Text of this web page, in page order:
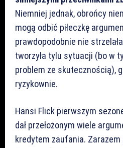
Niemniej jednak, obrońcy
mogą odbić piłeczkę
prawdopodobnie nie
tworzyła tylu sytuacji (bo w
problem ze skutecznością),
ryzykownie.
Hansi Flick pierwszym
dał przełożonym wiele
kredytem zaufania. Zarazem